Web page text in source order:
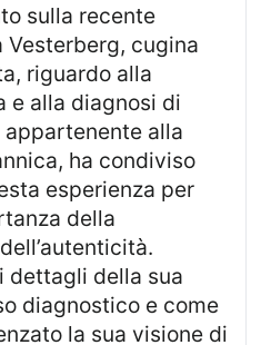
Vesterberg, cugina
riguardo alla
e alla diagnosi di
alla
ha condiviso
esperienza per
della
dettagli della sua
diagnostico e come
la sua visione di